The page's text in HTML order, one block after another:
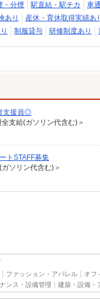
・分煙 駅直結・駅チカ 車
あり 産休・育休取得実績あ
制服貸与 研修制度あり
支援員◎
支給(ガソリン代含む)＞
トSTAFF募集
ソリン代含む)＞
ファッション・アパレル オフ
ンス・設備管理 建築・設備・